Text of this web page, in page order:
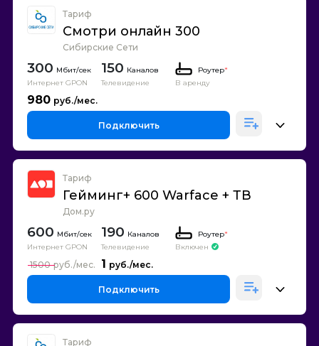
Тариф
Смотри онлайн 300
Сибирские Сети
300
Интернет GPON
150 Каналов
Телевидение
Роутер*
В аренду
980
Подключить
Тариф
Гейминг+ 600 Warface + ТВ
Дом.ру
600
Интернет GPON
190 Каналов
Телевидение
Роутер*
Включен
1
1500
Подключить
Тариф